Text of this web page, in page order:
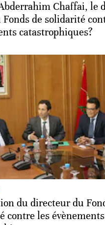
Chaffai, le
Fonds de solidarité
catastrophiques?
du directeur du
contre les évènements